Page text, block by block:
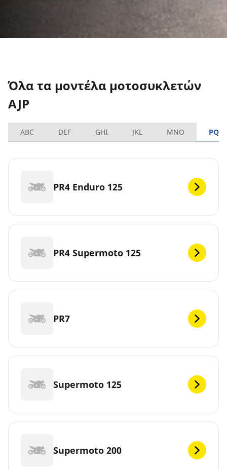
Όλα τα μοντέλα μοτοσυκλετών
AJP
ABC DEF GHI JKL MNO PQRS
PR4 Enduro 125
PR4 Supermoto 125
PR7
Supermoto 125
Supermoto 200